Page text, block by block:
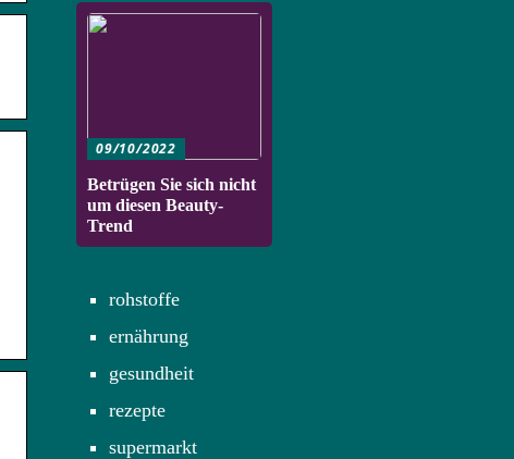
09/10/2022
Betrügen Sie sich nicht
um diesen Beauty-
Trend
rohstoffe
ernährung
gesundheit
rezepte
supermarkt